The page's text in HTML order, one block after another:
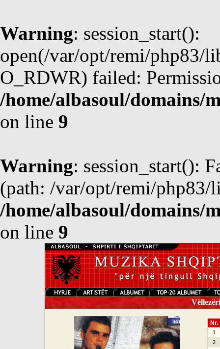
Warning: session_start():
open(/var/opt/remi/php83/
O_RDWR) failed:
/home/albasoul/domains/
on line 9
Warning: session_start():
(path: /var/opt/remi/php83/
/home/albasoul/domains/
on line 9
Nr.
1
2